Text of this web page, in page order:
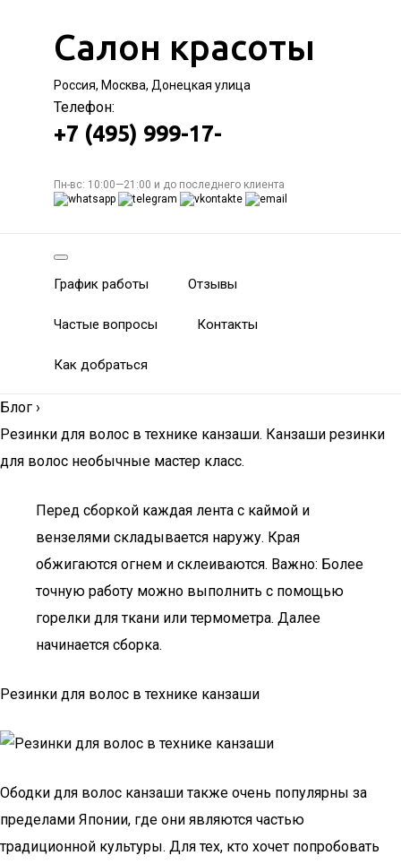
Салон красоты
Россия, Москва, Донецкая улица
Телефон:
+7 (495) 999-17-
Пн-вс: 10:00—21:00 и до последнего клиента
График работы Отзывы
Частые вопросы Контакты
Как добраться
Блог ›
Резинки для волос в технике канзаши. Канзаши резинки
для волос необычные мастер класс.
Перед сборкой каждая лента с каймой и
вензелями складывается наружу. Края
обжигаются огнем и склеиваются. Важно: Более
точную работу можно выполнить с помощью
горелки для ткани или термометра. Далее
начинается сборка.
Резинки для волос в технике канзаши
Ободки для волос канзаши также очень популярны за
пределами Японии, где они являются частью
традиционной культуры. Для тех, кто хочет попробовать